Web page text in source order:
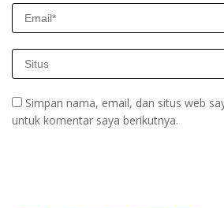
Simpan nama, email, dan situs web
untuk komentar saya berikutnya.